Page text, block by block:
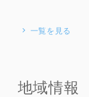
一覧を見る
地域情報